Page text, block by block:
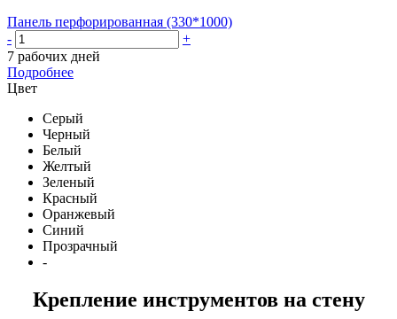
Панель перфорированная (330*1000)
-
+
7 рабочих дней
Подробнее
Цвет
Серый
Черный
Белый
Желтый
Зеленый
Красный
Оранжевый
Синий
Прозрачный
-
Крепление инструментов на стену